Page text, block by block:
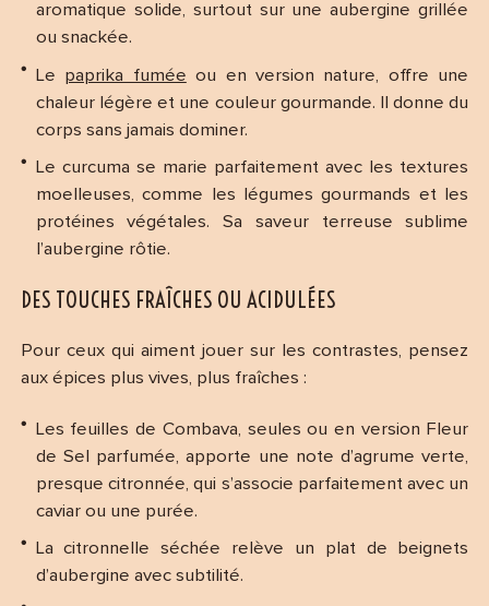
aromatique solide, surtout sur une aubergine grillée
ou snackée.
Le paprika fumée ou en version nature, offre une
chaleur légère et une couleur gourmande. Il donne du
corps sans jamais dominer.
Le curcuma se marie parfaitement avec les textures
moelleuses, comme les légumes gourmands et les
protéines végétales. Sa saveur terreuse sublime
l’aubergine rôtie.
DES TOUCHES FRAÎCHES OU ACIDULÉES
Pour ceux qui aiment jouer sur les contrastes, pensez
aux épices plus vives, plus fraîches :
Les feuilles de Combava, seules ou en version Fleur
de Sel parfumée, apporte une note d’agrume verte,
presque citronnée, qui s’associe parfaitement avec un
caviar ou une purée.
La citronnelle séchée relève un plat de beignets
d’aubergine avec subtilité.